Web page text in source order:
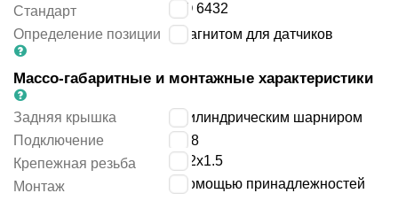
Стандарт
ISO 6432
Определение позиции
с магнитом для датчиков
Массо-габаритные и монтажные характеристики
Задняя крышка
с цилиндрическим шарниром
Подключение
G1/8
Крепежная резьба
M22x1.5
Монтаж
с помощью принадлежностей